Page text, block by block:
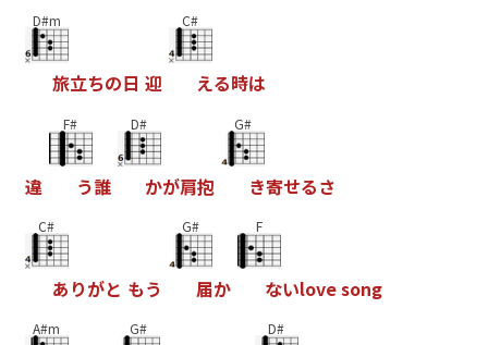
D#m
旅立ちの日 迎
C#
える時は
違
F#
う誰
D#
かが肩抱
G#
き寄せるさ
C#
あ りがと もう
G#
届か
F
ないlovesong
A#m G# D#